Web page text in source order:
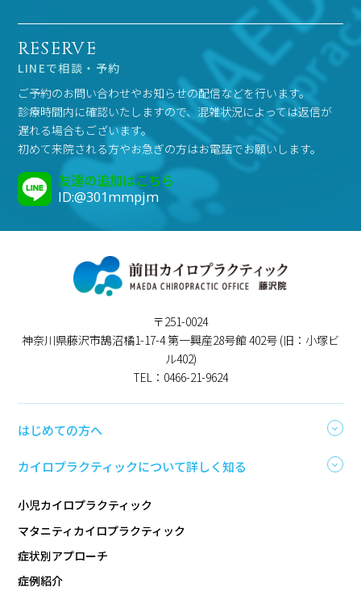
RESERVE
LINEで相談・予約
ご予約のお問い合わせやお知らせの配信などを行います。
診療時間内に確認いたしますので、混雑状況によっては返信が
遅れる場合もございます。
初めて来院される方やお急ぎの方はお電話でお願いします。
友達の追加はこちら
ID:@301mmpjm
〒251-0024
神奈川県藤沢市鵠沼橘1-17-4 第一興産28号館 402号 (旧：小塚ビ
ル402)
TEL：0466-21-9624
はじめての方へ
カイロプラクティックについて詳しく知る
小児カイロプラクティック
マタニティカイロプラクティック
症状別アプローチ
症例紹介